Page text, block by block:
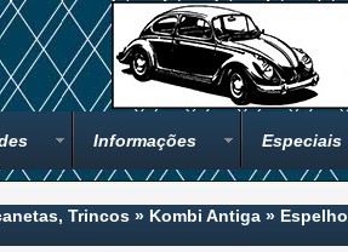
Informações Especiais
Trincos » Kombi Antiga »